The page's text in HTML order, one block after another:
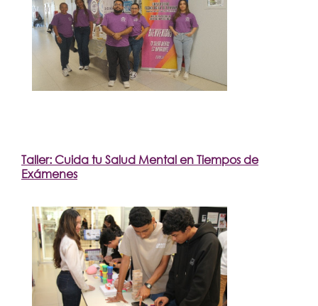
Taller: Cuida tu Salud Mental en Tiempos de
Exámenes